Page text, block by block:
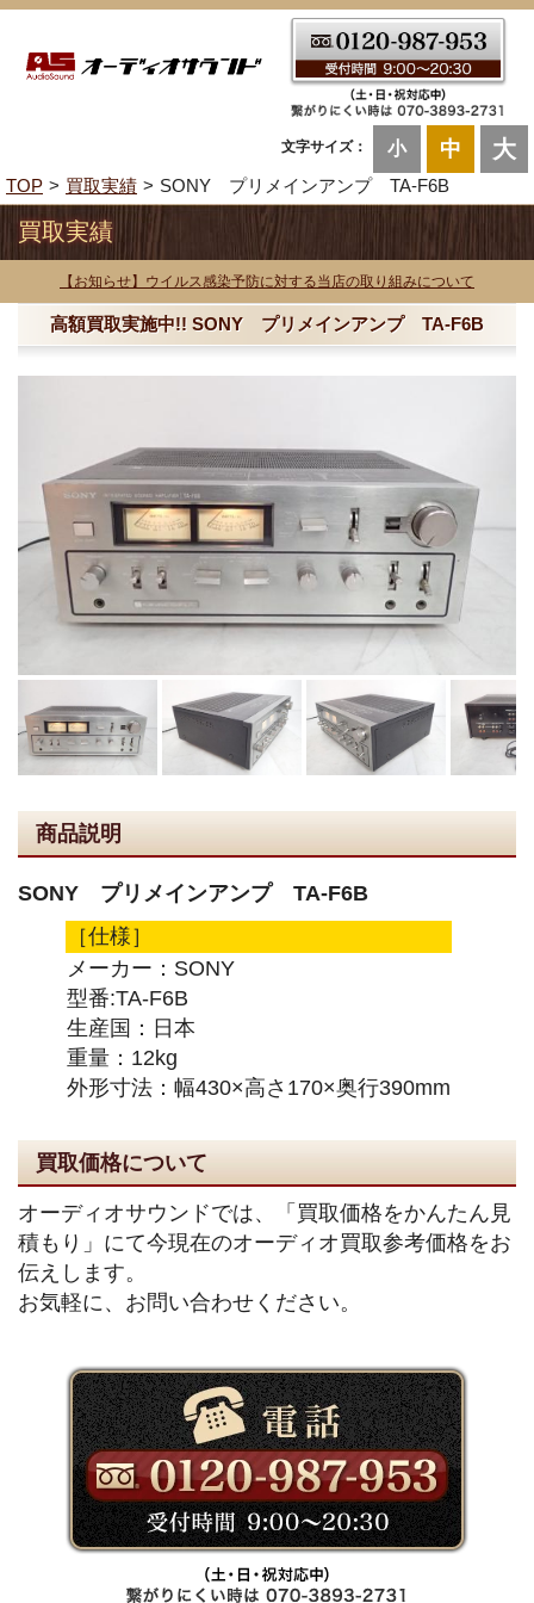
文字サイズ： 小 中 大
TOP 買取実績 SONY プリメインアンプ TA-F6B
買取実績
【お知らせ】ウイルス感染予防に対する当店の取り組みについて
高額買取実施中!! SONY プリメインアンプ TA-F6B
商品説明
SONY プリメインアンプ TA-F6B
［仕様］
メーカー：SONY
型番:TA-F6B
生産国：日本
重量：12kg
外形寸法：幅430×高さ170×奥行390mm
買取価格について
オーディオサウンドでは、「買取価格をかんたん見
積もり」にて今現在のオーディオ買取参考価格をお
伝えします。
お気軽に、お問い合わせください。